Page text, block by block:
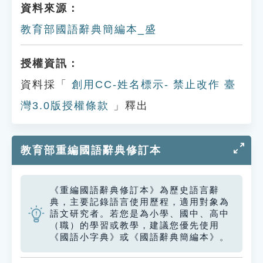
資料來源：
教育部國語辭典簡編本_盛
授權資訊：
資料採「
創用CC-姓名標示- 禁止改作 臺
灣3.0版授權條款
」釋出
教育部重編國語辭典修訂本
《重編國語辭典修訂本》為歷史語言辭
典，主要記錄語言使用歷程，適用對象為
語文研究者。若您是為小學、國中、高中
（職）的學習或教學，建議您優先使用
《國語小字典》或《國語辭典簡編本》。